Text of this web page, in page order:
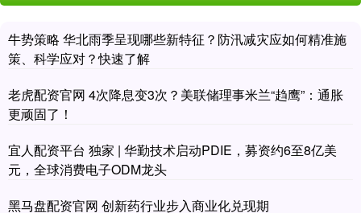
牛势策略 华北雨季呈现哪些新特征？防汛减灾应如何精准施
策、科学应对？快速了解
老虎配资官网 4次降息变3次？美联储理事米兰“趋鹰”：通胀
更顽固了！
宜人配资平台 独家 | 华勤技术启动PDIE，募资约6至8亿美
元，全球消费电子ODM龙头
黑马盘配资官网 创新药行业步入商业化兑现期